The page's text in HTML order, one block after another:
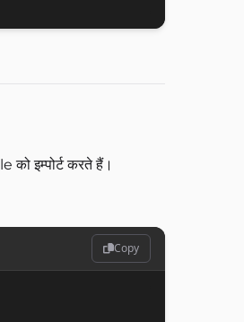
इम्पोर्ट करते हैं।
Copy